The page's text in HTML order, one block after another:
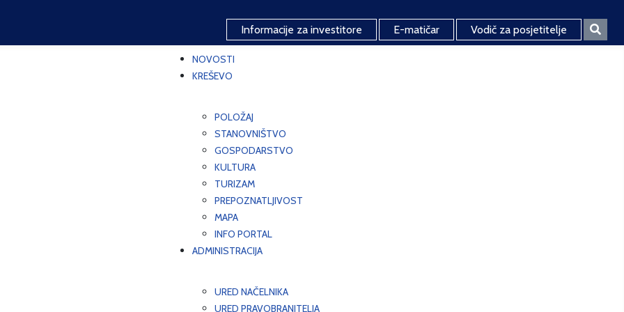
Informacije za investitore E-matičar Vodič za posjetitelje
NOVOSTI
KREŠEVO
POLOŽAJ
STANOVNIŠTVO
GOSPODARSTVO
KULTURA
TURIZAM
PREPOZNATLJIVOST
MAPA
INFO PORTAL
ADMINISTRACIJA
URED NAČELNIKA
URED PRAVOBRANITELJA